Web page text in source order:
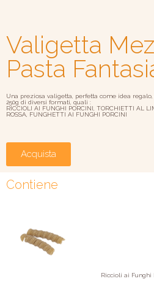
Valigetta
Pasta
Una preziosa valigetta, perfetta come idea
250g di diversi formati, quali :
RICCIOLI AI FUNGHI PORCINI, TORCHIETTI AL
ROSSA, FUNGHETTI AI FUNGHI PORCINI
Acquista
Contiene
Riccioli ai Funghi